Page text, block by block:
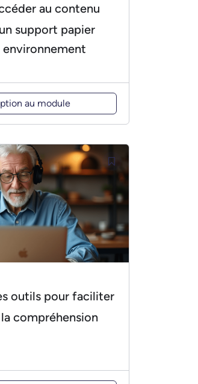
au contenu
support papier
au module
outils pour faciliter
compréhension